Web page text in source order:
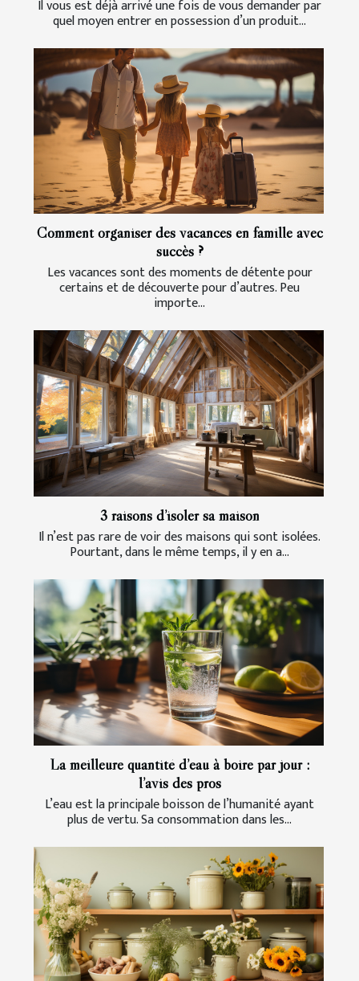
Il vous est déjà arrivé une fois de vous demander par
quel moyen entrer en possession d’un produit...
Comment organiser des vacances en famille avec
succès ?
Les vacances sont des moments de détente pour
certains et de découverte pour d’autres. Peu
importe...
3 raisons d’isoler sa maison
Il n’est pas rare de voir des maisons qui sont isolées.
Pourtant, dans le même temps, il y en a...
La meilleure quantité d’eau à boire par jour :
l’avis des pros
L’eau est la principale boisson de l’humanité ayant
plus de vertu. Sa consommation dans les...